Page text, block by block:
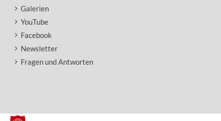
Galerien
YouTube
Facebook
Newsletter
Fragen und Antworten